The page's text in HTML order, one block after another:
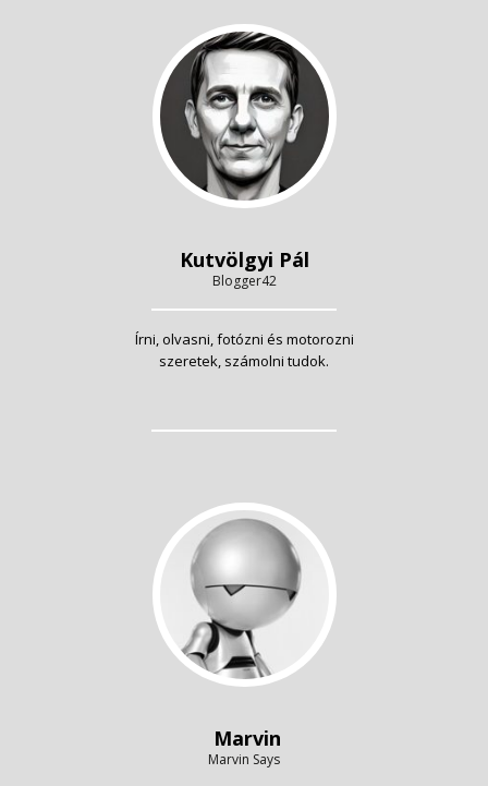
Kutvölgyi Pál
Blogger42
Írni, olvasni, fotózni és motorozni
szeretek, számolni tudok.
Marvin
Marvin Says